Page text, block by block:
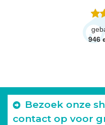
946
Bezoek onze
contact op voor